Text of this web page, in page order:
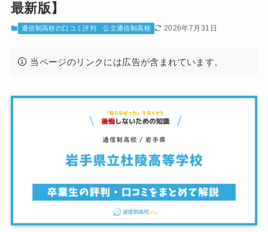
最新版】
通信制高校の口コミ評判 公立通信制高校 2026年7月31日
当ページのリンクには広告が含まれています。